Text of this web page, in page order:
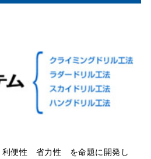
利便性 省力性 を命題に開発し